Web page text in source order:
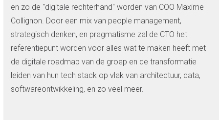
en zo de "digitale rechterhand" worden van COO Maxime
Collignon. Door een mix van people management,
strategisch denken, en pragmatisme zal de CTO het
referentiepunt worden voor alles wat te maken heeft met
de digitale roadmap van de groep en de transformatie
leiden van hun tech stack op vlak van architectuur, data,
softwareontwikkeling, en zo veel meer.